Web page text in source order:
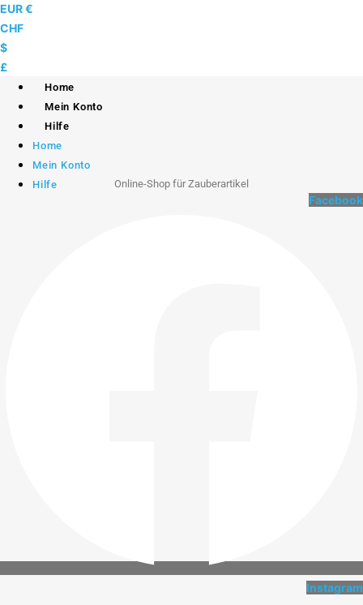
Skip
to
content
EUR €
CHF
$
£
Home
Mein Konto
Hilfe
Home
Mein Konto
Hilfe
Online-Shop für Zauberartikel
Facebook
Instagram